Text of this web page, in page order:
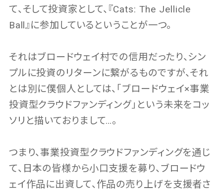
て、そして投資家として、『Cats: The Jellicle
Ball』に参加しているということが一つ。
それはブロードウェイ村での信用だったり、シン
プルに投資のリターンに繋がるものですが、それ
とは別に僕個人としては、｢ブロードウェイ×事業
投資型クラウドファンディング｣という未来をコッ
ソリと描いておりまして…。
つまり、事業投資型クラウドファンディングを通じ
て、日本の皆様から小口支援を募り、ブロードウ
ェイ作品に出資して、作品の売り上げを支援者さ